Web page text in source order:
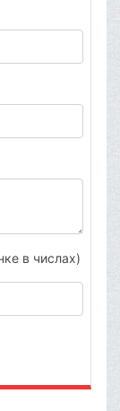
в числах)